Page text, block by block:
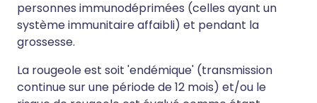
personnes immunodéprimées (celles ayant un
système immunitaire affaibli) et pendant la
grossesse.
La rougeole est soit 'endémique' (transmission
continue sur une période de 12 mois) et/ou le